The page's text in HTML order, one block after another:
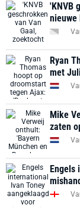
'KNVB
nieuwe
Ryan
met
Mike
zaten
Engels